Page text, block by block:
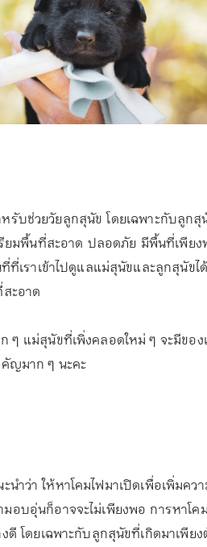
รับช่วยวัยลูกสุนัข โดยเฉพาะกับลูก
รียมพื้นที่สะอาด ปลอดภัย มีพื้นที่เพี
เราเข้าไปดูแลแม่สุนัขและลูกสุนัข
ะอาด
ๆ แม่สุนัขที่เพิ่งคลอดใหม่ ๆ จะมีขอ
ญมาก ๆ นะคะ
ำว่า ให้หาโคมไฟมาเปิดเพื่อเพิ่มค
อุ่นก็อาจจะไม่เพียงพอ การหาโค
โดยเฉพาะกับลูกสุนัขที่เกิดมาเพีย